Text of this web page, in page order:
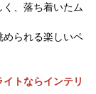
、落ち着いたム
められる楽しいペ
トならインテリ